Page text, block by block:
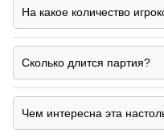
На какое количество
Сколько длится партия?
Чем интересна эта